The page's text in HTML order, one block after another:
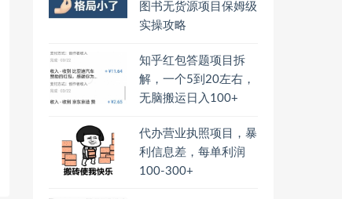
图书无货源项目保姆级
实操攻略
知乎红包答题项目拆
解，一个5到20左右，
无脑搬运日入100+
代办营业执照项目，暴
利信息差，每单利润
100-300+